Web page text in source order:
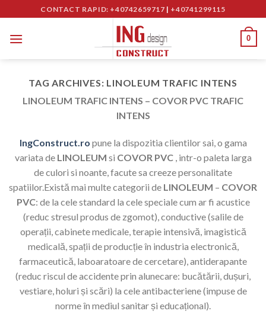
content
CONTACT RAPID: +40742659717 | +40741299115
0
TAG ARCHIVES: LINOLEUM TRAFIC INTENS
LINOLEUM TRAFIC INTENS – COVOR PVC TRAFIC
INTENS
IngConstruct.ro pune la dispozitia clientilor sai, o gama
variata de LINOLEUM si COVOR PVC, intr-o paleta larga
de culori si noante, facute sa creeze personalitate
spatiilor.Există mai multe categorii de LINOLEUM – COVOR
PVC: de la cele standard la cele speciale cum ar fi acustice
(reduc stresul produs de zgomot), conductive (salile de
operații, cabinete medicale, terapie intensivă, imagistică
medicală, spații de producție în industria electronică,
farmaceutică, laboaratoare de cercetare), antiderapante
(reduc riscul de accidente prin alunecare: bucătării, dușuri,
vestiare, holuri și scări) la cele antibacteriene (impuse de
norme în mediul sanitar și educațional).